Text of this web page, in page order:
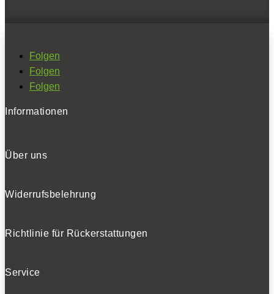
Folgen
Folgen
Folgen
Informationen
Über uns
Widerrufsbelehrung
Richtlinie für Rückerstattungen
Service